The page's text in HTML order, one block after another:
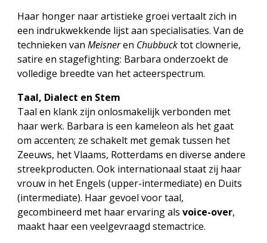
Haar honger naar artistieke groei vertaalt zich in
een indrukwekkende lijst aan specialisaties. Van de
technieken vanMeisneren Chubbucktot clownerie,
satire en stagefighting: Barbara onderzoekt de
volledige breedte van het acteerspectrum.
Taal, Dialect en Stem
Taal en klank zijn onlosmakelijk verbonden met
haar werk. Barbara is een kameleon als het gaat
om accenten; ze schakelt met gemak tussen het
Zeeuws, het Vlaams, Rotterdams en diverse andere
streekproducten. Ook internationaal staat zij haar
vrouw in het Engels (upper-intermediate) en Duits
(intermediate). Haar gevoel voor taal,
gecombineerd met haar ervaring alsvoice-over,
maakt haar een veelgevraagd stemactrice.